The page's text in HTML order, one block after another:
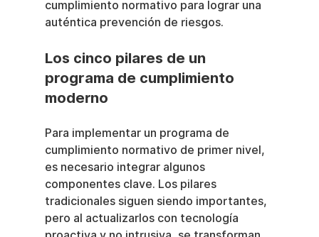
cumplimiento normativo para lograr una
auténtica prevención de riesgos.
Los cinco pilares de un
programa de cumplimiento
moderno
Para implementar un programa de
cumplimiento normativo de primer nivel,
es necesario integrar algunos
componentes clave. Los pilares
tradicionales siguen siendo importantes,
pero al actualizarlos con tecnología